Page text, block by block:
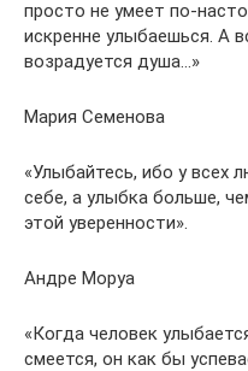
просто не умеет по-
искренне улыбаешься. А
возрадуется душа…»
Мария Семенова
«Улыбайтесь, ибо у всех
себе, а улыбка больше,
этой уверенности».
Андре Моруа
«Когда человек
смеется, он как бы